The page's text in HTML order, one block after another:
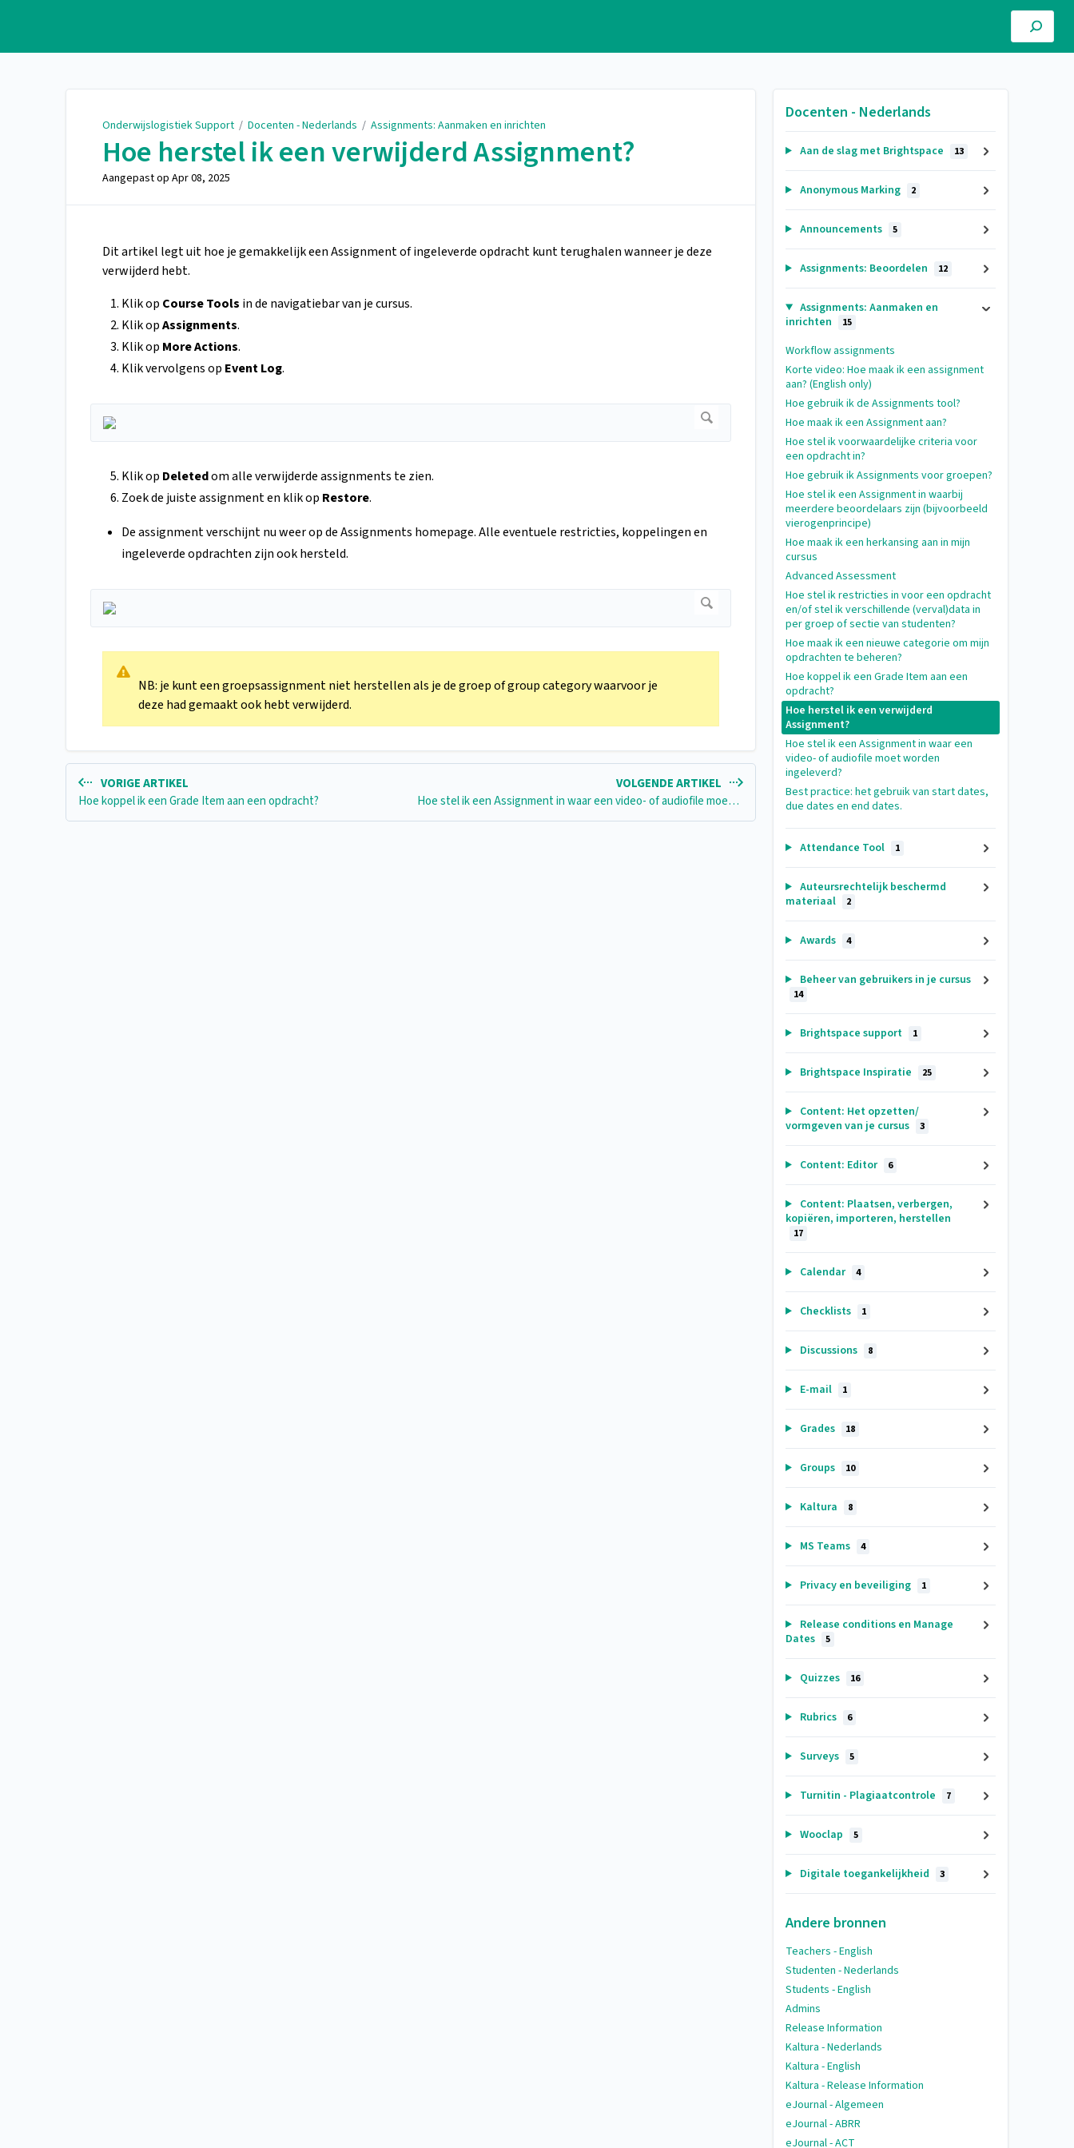
Onderwijslogistiek Support / Docenten - Nederlands / Assignments: Aanmaken en inrichten
Hoe herstel ik een verwijderd Assignment?
Aangepast op Apr 08, 2025
Dit artikel legt uit hoe je gemakkelijk een Assignment of ingeleverde opdracht kunt terughalen wanneer je deze
verwijderd hebt.
Klik op Course Tools in de navigatiebar van je cursus.
Klik opAssignments.
Klik op More Actions.
Klik vervolgens op Event Log.
Klik op Deletedom alle verwijderde assignments te zien.
Zoek de juiste assignment en klik op Restore.
De assignment verschijnt nu weer op de Assignments homepage. Alle eventuele restricties, koppelingen en
ingeleverde opdrachten zijn ook hersteld.
NB: je kunt een groepsassignment niet herstellen als je de groep of group category waarvoor je
deze had gemaakt ook hebt verwijderd.
VORIGE ARTIKEL
Hoe koppel ik een Grade Item aan een opdracht?
VOLGENDE ARTIKEL
Hoe stel ik een Assignment in waar een video- of audiofile moet worden ingeleverd?
Docenten - Nederlands
Aan de slag met Brightspace 13
Anonymous Marking 2
Announcements 5
Assignments: Beoordelen 12
Assignments: Aanmaken en
inrichten
15
Workflow assignments
Korte video: Hoe maak ik een assignment
aan? (English only)
Hoe gebruik ik de Assignments tool?
Hoe maak ik een Assignment aan?
Hoe stel ik voorwaardelijke criteria voor
een opdracht in?
Hoe gebruik ik Assignments voor groepen?
Hoe stel ik een Assignment in waarbij
meerdere beoordelaars zijn (bijvoorbeeld
vierogenprincipe)
Hoe maak ik een herkansing aan in mijn
cursus
Advanced Assessment
Hoe stel ik restricties in voor een opdracht
en/of stel ik verschillende (verval)data in
per groep of sectie van studenten?
Hoe maak ik een nieuwe categorie om mijn
opdrachten te beheren?
Hoe koppel ik een Grade Item aan een
opdracht?
Hoe herstel ik een verwijderd
Assignment?
Hoe stel ik een Assignment in waar een
video- of audiofile moet worden
ingeleverd?
Best practice: het gebruik van start dates,
due dates en end dates.
Attendance Tool 1
Auteursrechtelijk beschermd
materiaal
2
Awards 4
Beheer van gebruikers in je cursus
14
Brightspace support 1
Brightspace Inspiratie 25
Content: Het opzetten/
vormgeven van je cursus
3
Content: Editor 6
Content: Plaatsen, verbergen,
kopiëren, importeren, herstellen
17
Calendar 4
Checklists 1
Discussions 8
E-mail 1
Grades 18
Groups 10
Kaltura 8
MS Teams 4
Privacy en beveiliging 1
Release conditions en Manage
Dates
5
Quizzes 16
Rubrics 6
Surveys 5
Turnitin - Plagiaatcontrole 7
Wooclap 5
Digitale toegankelijkheid 3
Andere bronnen
Teachers - English
Studenten - Nederlands
Students - English
Admins
Release Information
Kaltura - Nederlands
Kaltura - English
Kaltura - Release Information
eJournal - Algemeen
eJournal - ABRR
eJournal - ACT